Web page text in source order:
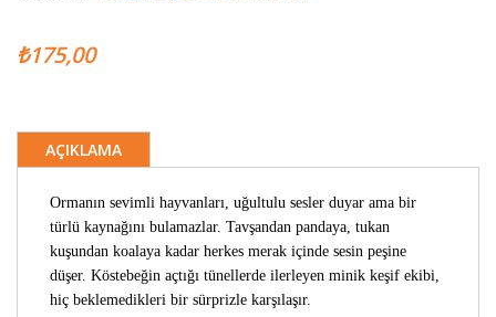
₺175,00
AÇIKLAMA
Ormanın sevimli hayvanları, uğultulu sesler duyar ama bir
türlü kaynağını bulamazlar. Tavşandan pandaya, tukan
kuşundan koalaya kadar herkes merak içinde sesin peşine
düşer. Köstebeğin açtığı tünellerde ilerleyen minik keşif ekibi,
hiç beklemedikleri bir sürprizle karşılaşır.